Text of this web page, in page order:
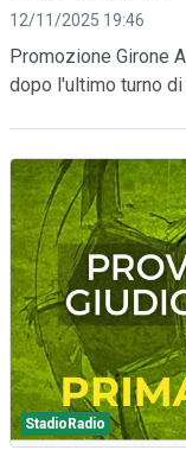
12/11/2025 19:46
Promozione Girone
dopo l'ultimo turno
StadioRadio